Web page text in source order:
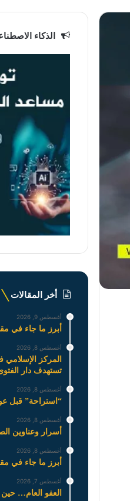
الذكاء
أخر المقالات
أغسطس 9, 2026
أبرز ما جاء في
أغسطس 8, 2026
المركز
تستهدف دار
أغسطس 8, 2026
“استراحة” قبل
أغسطس 8, 2026
أسرار وعناوين
أغسطس 8, 2026
أبرز ما جاء في
أغسطس 7, 2026
العفو العام…